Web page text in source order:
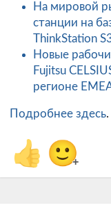
На мировой
станции на
ThinkStation
Новые
Fujitsu
регионе
Подробнее здесь.
👍 🙂+